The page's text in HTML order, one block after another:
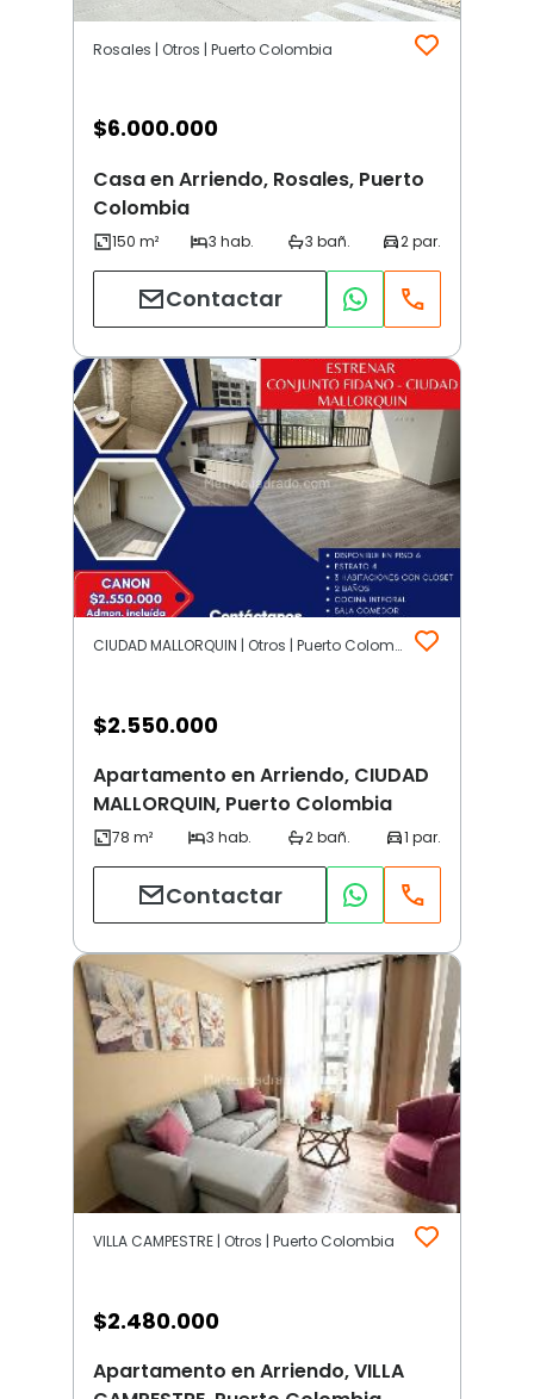
Rosales | Otros | Puerto Colombia
$6.000.000
Casa en Arriendo, Rosales, Puerto
Colombia
Contactar
CIUDAD MALLORQUIN | Otros | Puerto Colombia
$2.550.000
Apartamento en Arriendo, CIUDAD
MALLORQUIN, Puerto Colombia
Contactar
VILLA CAMPESTRE | Otros | Puerto Colombia
$2.480.000
Apartamento en Arriendo, VILLA